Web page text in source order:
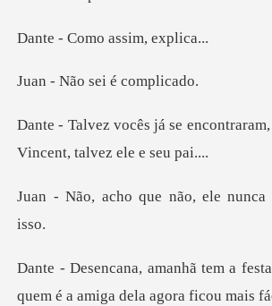
mo assim,
o sei é c
V
e não, ele nunca
quem é a a